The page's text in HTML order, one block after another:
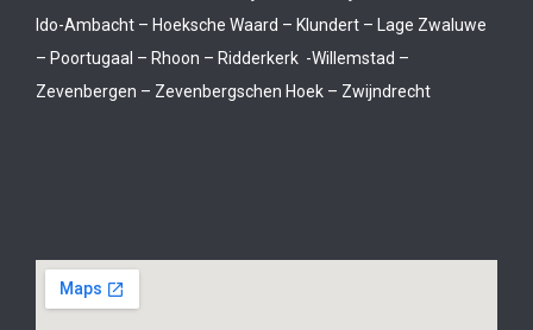
Ido-Ambacht – Hoeksche Waard – Klundert – Lage Zwaluwe
– Poortugaal – Rhoon – Ridderkerk -Willemstad –
Zevenbergen – Zevenbergschen Hoek – Zwijndrecht